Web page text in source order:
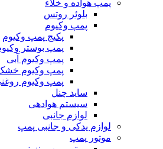
پمپ هواده و خلاء
بلوئر روتس
پمپ وکیوم
پکیج پمپ وکیوم
پمپ بوستر
پمپ وکیوم آبی
پمپ وکیوم
پمپ وکیوم
ساید چنل
سیستم هوادهی
لوازم جانبی
لوازم یدکی و جانبی پمپ
موتور پمپ